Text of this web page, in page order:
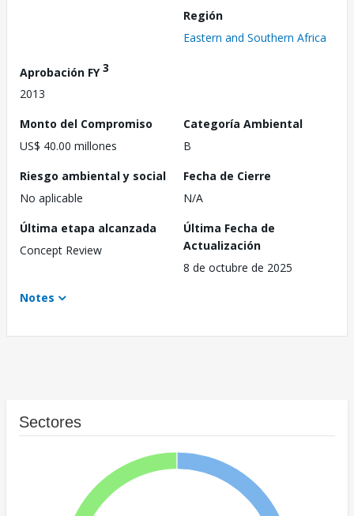
Región
Eastern and Southern Africa
Aprobación FY3
2013
Monto del Compromiso
US$ 40.00 millones
Categoría Ambiental
B
Riesgo ambiental y social
No aplicable
Fecha de Cierre
N/A
Última etapa alcanzada
Concept Review
Última Fecha de
Actualización
8 de octubre de 2025
Notes
Sectores